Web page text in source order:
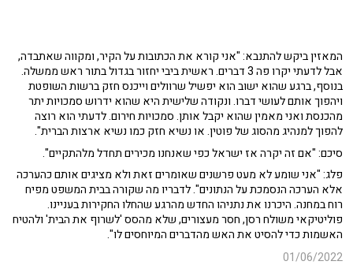
המאזין ביקש להתנבא: "אני קורא את הכתובות על הקיר, ומקווה שאתבדה,
אבל לדעתי יקרו פה 3 דברים. ראשית ביבי יחזור בגדול בתור ראש ממשלה.
בנוסף, ברגע שהוא ישוב הוא יפשיל שרוולים וייכנס חזק ברשות השופטת
ויהפוך אותם לעושי דברו. ונקודה שלישית היא שהוא ידרוש סמכויות יתר
מהכנסת ואני מאמין שהוא יקבל אותן. סמכויות חירום. לדעתי הוא רוצה
להפוך למנהיג מהסוג של פוטין. או נשיא חזק כמו נשיא ארצות הברית".
סיכם: "אם זה יקרה אז ישראל כפי שאנחנו מכירים תחדל מלהתקיים".
פלג: "אני שומע לא מעט פרשנים שאומרים זאת ולא מציגים אותם כהערכה
אלא הערכה הנסמכת על הנתונים". לדבריו מה שקורה בבית המשפט מפיח
רוח במחנה. היכרנו את נתניהו החדש מהרגע שהחלו החקירות בעניינו.
פוליטיקאי משולח רסן, חסר מעצורים, שלא מהסס 'לשרוף את הבית' ולהטיח
האשמות כדי להסיט את האש מהדברים המיוחסים לו".
01/06/2022